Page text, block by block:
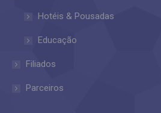
windowwindow
Hotéis & Pousadas
Educação
Filiados
Parceiros